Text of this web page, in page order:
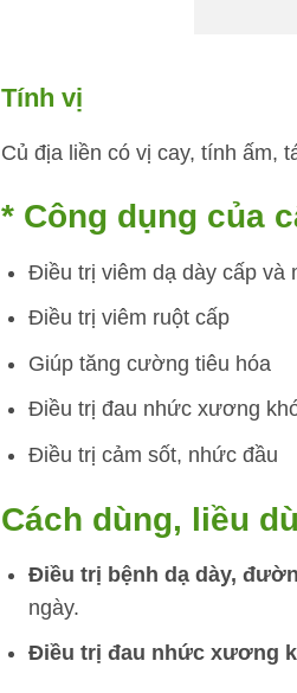
Tính vị
Củ địa liền có vị cay, tính ấm,
* Công dụng của
Điều trị viêm dạ dày cấp và
Điều trị viêm ruột cấp
Giúp tăng cường tiêu hóa
Điều trị đau nhức xương
Điều trị cảm sốt, nhức đầu
Cách dùng, liều
Điều trị bệnh dạ dày,
ngày.
Điều trị đau nhức xương